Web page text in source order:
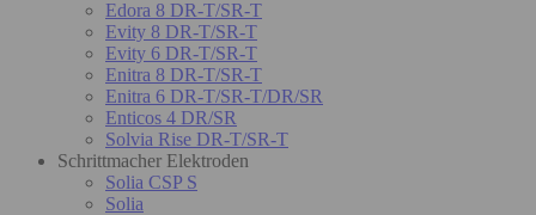
Edora 8 DR-T/SR-T
Evity 8 DR-T/SR-T
Evity 6 DR-T/SR-T
Enitra 8 DR-T/SR-T
Enitra 6 DR-T/SR-T/DR/SR
Enticos 4 DR/SR
Solvia Rise DR-T/SR-T
Schrittmacher Elektroden
Solia CSP S
Solia